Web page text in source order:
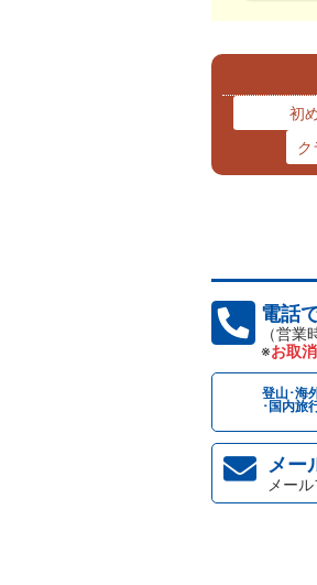
初
ク
電話
（営
※お取
登山･海
･国内旅
メー
メー